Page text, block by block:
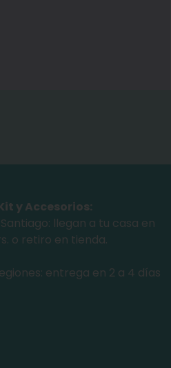
y Accesorios:
llegan a tu casa en
o retiro en tienda.
entrega en 2 a 4 días